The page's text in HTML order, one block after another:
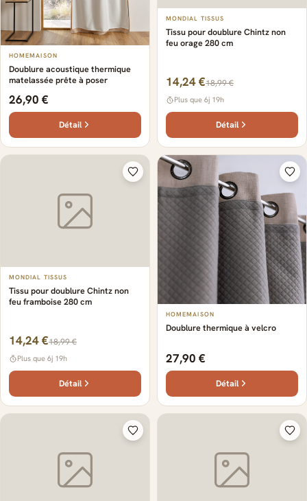
HOMEMAISON
Doublure acoustique thermique
matelassée prête à poser
26,90 €
Détail
MONDIAL TISSUS
Tissu pour doublure Chintz non
feu orage 280 cm
14,24 €18,99 €
Plus que 6j 19h
Détail
MONDIAL TISSUS
Tissu pour doublure Chintz non
feu framboise 280 cm
14,24 €18,99 €
Plus que 6j 19h
Détail
HOMEMAISON
Doublure thermique à velcro
27,90 €
Détail